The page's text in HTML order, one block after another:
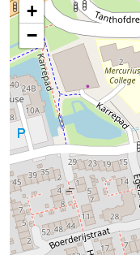
+
−